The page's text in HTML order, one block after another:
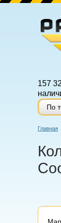
157
Главная